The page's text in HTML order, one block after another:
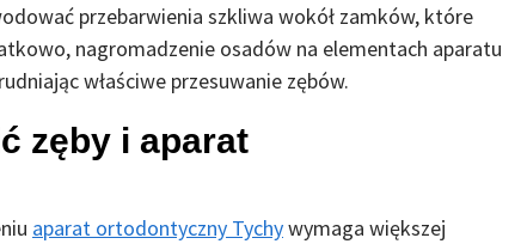
przebarwienia szkliwa wokół zamków, które
nagromadzenie osadów na elementach aparatu
właściwe przesuwanie zębów.
zęby i aparat
aparat ortodontyczny Tychywymaga większej